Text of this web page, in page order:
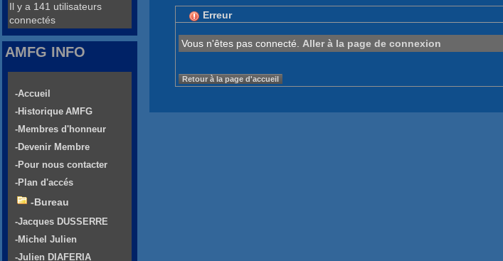
Erreur
Vous n'êtes pas connecté. Aller à la page de connexion
Retour à la page d'accueil
Il y a 141 utilisateurs
connectés
AMFG INFO
-Accueil
-Historique AMFG
-Membres d'honneur
-Devenir Membre
-Pour nous contacter
-Plan d'accés
-Bureau
-Jacques DUSSERRE
-Michel Julien
-Julien DIAFERIA